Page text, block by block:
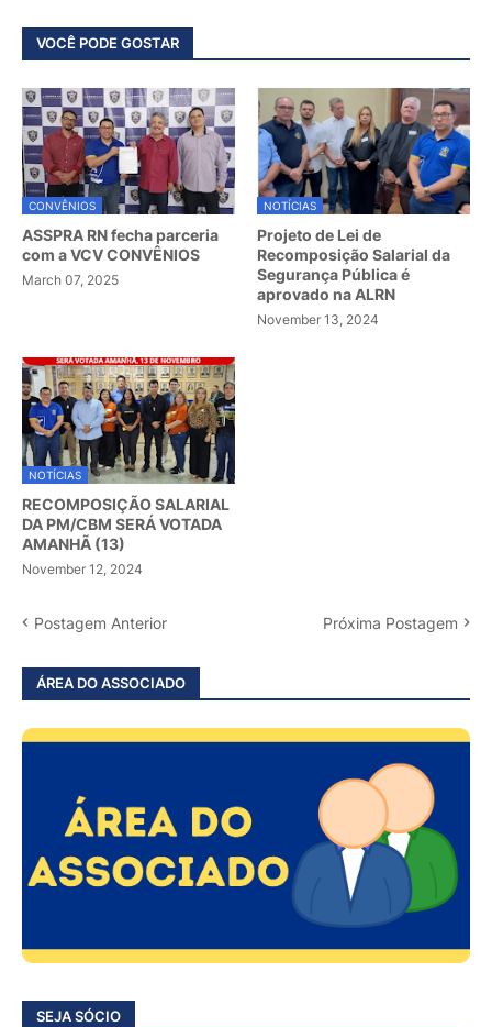
VOCÊ PODE GOSTAR
CONVÊNIOS
ASSPRA RN fecha parceria
com a VCV CONVÊNIOS
March 07, 2025
NOTÍCIAS
Projeto de Lei de
Recomposição Salarial da
Segurança Pública é
aprovado na ALRN
November 13, 2024
NOTÍCIAS
RECOMPOSIÇÃO SALARIAL
DA PM/CBM SERÁ VOTADA
AMANHÃ (13)
November 12, 2024
Postagem Anterior Próxima Postagem
ÁREA DO ASSOCIADO
SEJA SÓCIO